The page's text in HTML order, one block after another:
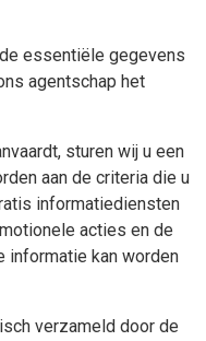
essentiële gegevens
agentschap het
sturen wij u een
aan de criteria die u
informatiediensten
acties en de
informatie kan worden
verzameld door de